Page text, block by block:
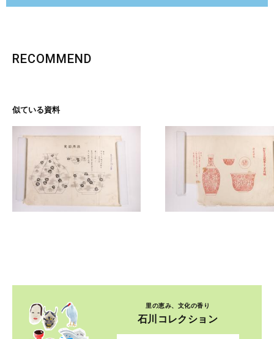
RECOMMEND
似ている資料
里の恵み、文化の香り
石川コレクション